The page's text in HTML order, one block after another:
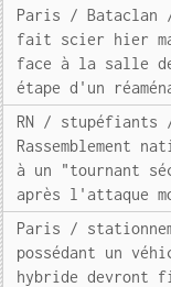
Paris / Bataclan
fait scier hier
face à la salle
étape d'un
RN / stupéfiants
Rassemblement
à un "tournant
après l'attaque
Paris /
possédant un
hybride devront